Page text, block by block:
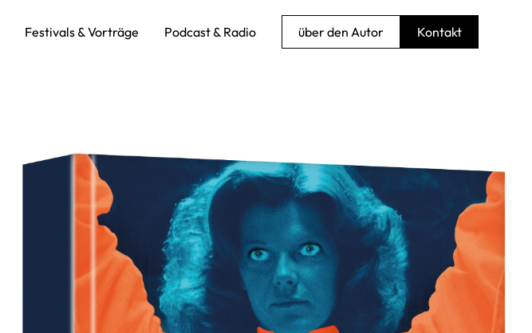
Festivals & Vorträge Podcast & Radio über den Autor Kontakt